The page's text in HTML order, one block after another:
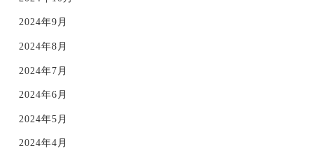
2024年9月
2024年8月
2024年7月
2024年6月
2024年5月
2024年4月